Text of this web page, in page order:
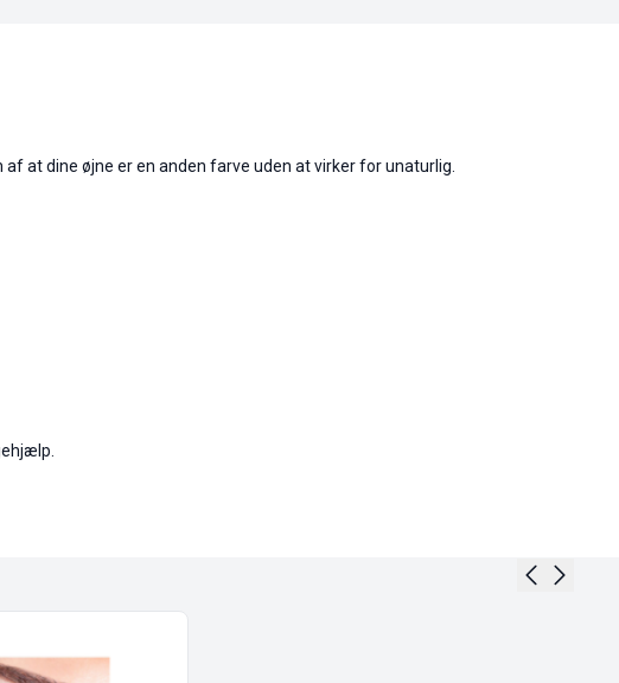
at dine øjne er en anden farve uden at virker for unaturlig.